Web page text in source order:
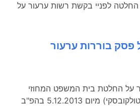
בסוגיית ערעור בוררות: החלטה לפניי בקשת רשות ערעור על
פסק בוררות ערעור
על החלטת בית המשפט המחוזי
מרכז-לוד (השופטת ב' טולקובסקי) מיום 5.12.2013 בהפ"ב